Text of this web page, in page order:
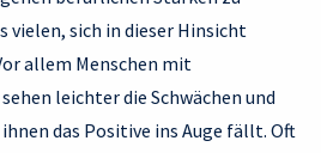
vielen, sich in dieser Hinsicht
allem Menschen mit
leichter die Schwächen und
ihnen das Positive ins Auge fällt. Oft